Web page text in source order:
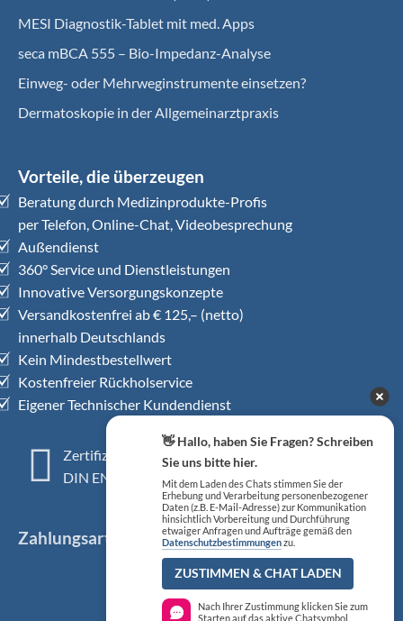
MESI Diagnostik-Tablet mit med. Apps
seca mBCA 555 – Bio-Impedanz-Analyse
Einweg- oder Mehrweginstrumente einsetzen?
Dermatoskopie in der Allgemeinarztpraxis
Vorteile, die überzeugen
Beratung durch Medizinprodukte-Profis
per Telefon, Online-Chat, Videobesprechung
Außendienst
360° Service und Dienstleistungen
Innovative Versorgungskonzepte
Versandkostenfrei ab € 125,– (netto)
innerhalb Deutschlands
Kein Mindestbestellwert
Kostenfreier Rückholservice
Eigener Technischer Kundendienst
Zertifiziertes QM-System
DIN EN ISO 13485
Zahlungsarten
👋 Hallo, haben Sie Fragen? Schreiben
Sie uns bitte hier.
Mit dem Laden des Chats stimmen Sie der
Erhebung und Verarbeitung personenbezogener
Daten (z.B. E-Mail-Adresse) zur Kommunikation
hinsichtlich Vorbereitung und Durchführung
etwaiger Anfragen und Aufträge gemäß den
Datenschutzbestimmungenzu.
ZUSTIMMEN & CHAT LADEN
Nach Ihrer Zustimmung klicken Sie zum
Starten auf das aktive Chatsymbol.